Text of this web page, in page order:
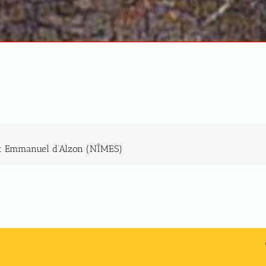
d’Alzon (NÎMES)